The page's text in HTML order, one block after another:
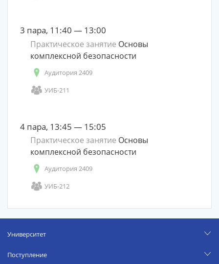
3 пара, 11:40 — 13:00
Практическое занятие Основы
комплексной безопасности
Аудитория 2409
УИБ-211
4 пара, 13:45 — 15:05
Практическое занятие Основы
комплексной безопасности
Аудитория 2409
УИБ-212
Университет
Поступление